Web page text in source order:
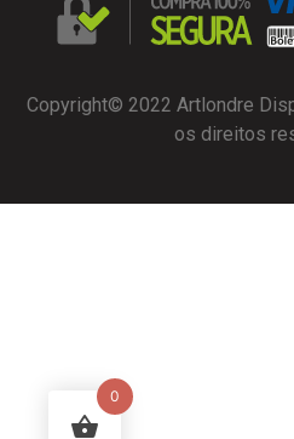
Copyright© 2022 Artlondre
os direitos
0